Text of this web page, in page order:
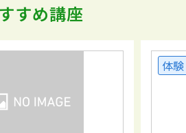
すめ講座
体験